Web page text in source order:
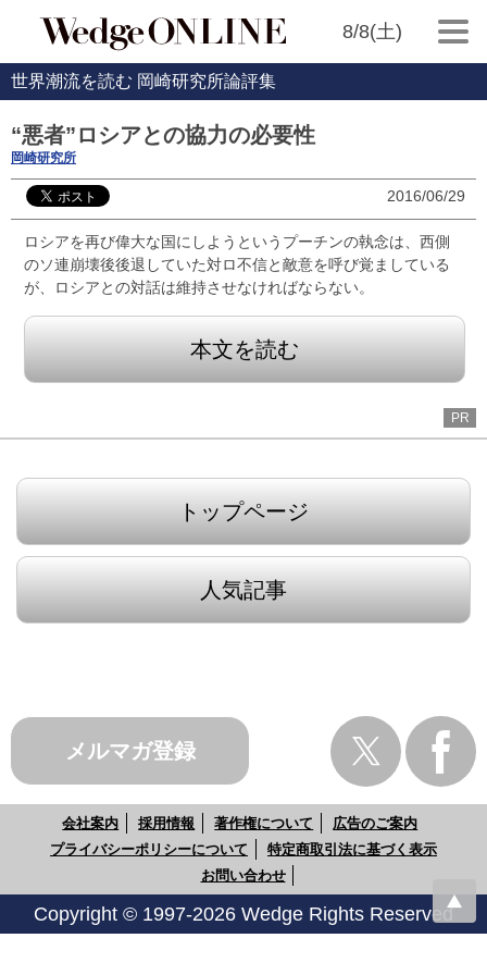
8/8(土)
世界潮流を読む 岡崎研究所論評集
“悪者”ロシアとの協力の必要性
岡崎研究所
2016/06/29
ロシアを再び偉大な国にしようというプーチンの執念は、西側
のソ連崩壊後後退していた対ロ不信と敵意を呼び覚ましている
が、ロシアとの対話は維持させなければならない。
本文を読む
PR
トップページ
人気記事
メルマガ登録
会社案内 採用情報 著作権について
広告のご案内
プライバシーポリシーについて
特定商取引法に基づく表示
お問い合わせ
Copyright © 1997-2026 Wedge Rights Reserved